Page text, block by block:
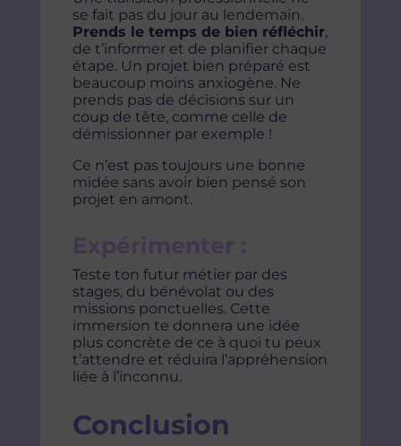
se fait pas du jour au lendemain.
Prends le temps de bien réfléchir,
de t’informer et de planifier chaque
étape. Un projet bien préparé est
beaucoup moins anxiogène. Ne
prends pas de décisions sur un
coup de tête, comme celle de
démissionner par exemple !
Ce n’est pas toujours une bonne
midée sans avoir bien pensé son
projet en amont.
Expérimenter :
Teste ton futur métier par des
stages, du bénévolat ou des
missions ponctuelles. Cette
immersion te donnera une idée
plus concrète de ce à quoi tu peux
t’attendre et réduira l’appréhension
liée à l’inconnu.
Conclusion